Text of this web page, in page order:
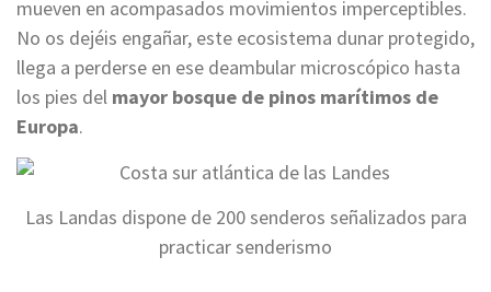
mueven en acompasados movimientos imperceptibles.
No os dejéis engañar, este ecosistema dunar protegido,
llega a perderse en ese deambular microscópico hasta
los pies del mayor bosque de pinos marítimos de
Europa.
Las Landas dispone de 200 senderos señalizados para
practicar senderismo